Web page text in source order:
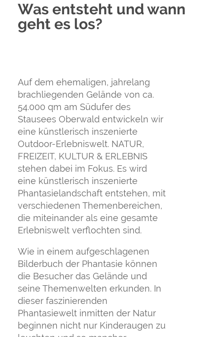
Was entsteht und wann
geht es los?
Auf dem ehemaligen, jahrelang
brachliegenden Gelände von ca.
54.000 qm am Südufer des
Stausees Oberwald entwickeln wir
eine künstlerisch inszenierte
Outdoor-Erlebniswelt. NATUR,
FREIZEIT, KULTUR & ERLEBNIS
stehen dabei im Fokus. Es wird
eine künstlerisch inszenierte
Phantasielandschaft entstehen, mit
verschiedenen Themenbereichen,
die miteinander als eine gesamte
Erlebniswelt verflochten sind.
Wie in einem aufgeschlagenen
Bilderbuch der Phantasie können
die Besucher das Gelände und
seine Themenwelten erkunden. In
dieser faszinierenden
Phantasiewelt inmitten der Natur
beginnen nicht nur Kinderaugen zu